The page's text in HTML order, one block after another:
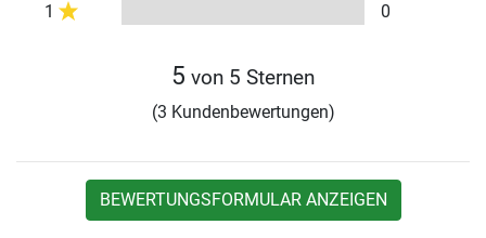
1
0
5 von 5 Sternen
(3 Kundenbewertungen)
BEWERTUNGSFORMULAR ANZEIGEN